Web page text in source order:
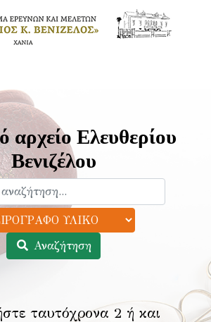
αρχείο Ελευθερίου
Βενιζέλου
Αναζήτηση
ταυτόχρονα 2 ή και